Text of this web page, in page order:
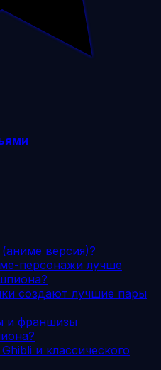
версия)?
персонажи лучше
создают лучшие пары
и франшизы
и классического